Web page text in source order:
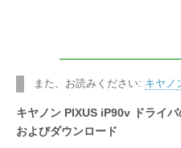
また、お読みください: キヤノ
キヤノン PIXUS iP90v ドライバ
およびダウンロード